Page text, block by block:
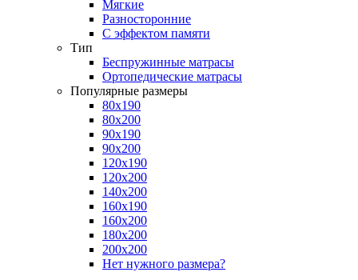
Мягкие
Разносторонние
С эффектом памяти
Тип
Беспружинные матрасы
Ортопедические матрасы
Популярные размеры
80х190
80х200
90х190
90х200
120х190
120х200
140х200
160х190
160х200
180х200
200х200
Нет нужного размера?